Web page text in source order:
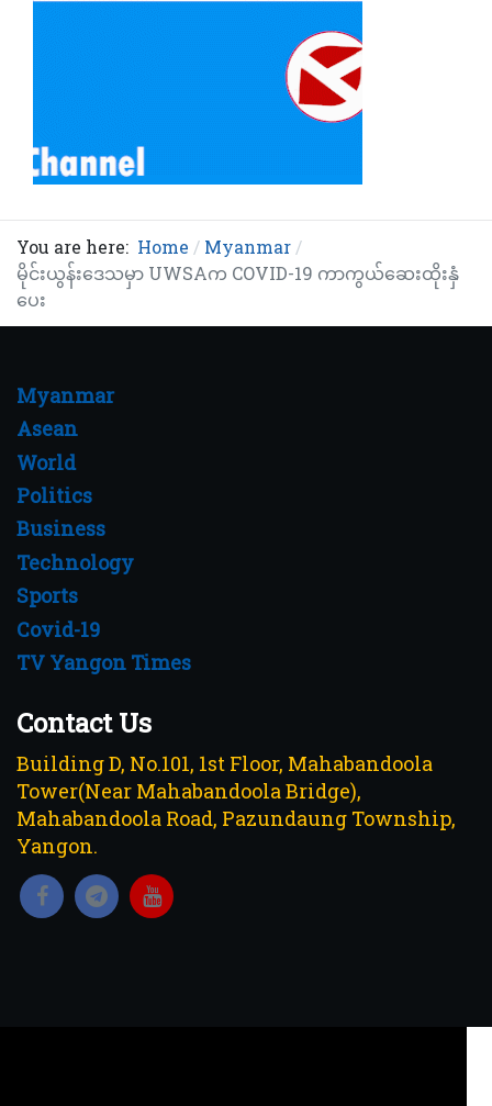
You are here: Home
Myanmar
မိုင်းယွန်းဒေသမှာ UWSAက COVID-19 ကာကွယ်ဆေးထိုးနှံ
ပေး
Myanmar
Asean
World
Politics
Business
Technology
Sports
Covid-19
TV Yangon Times
Contact Us
Building D, No.101, 1st Floor, Mahabandoola
Tower(Near Mahabandoola Bridge),
Mahabandoola Road, Pazundaung Township,
Yangon.